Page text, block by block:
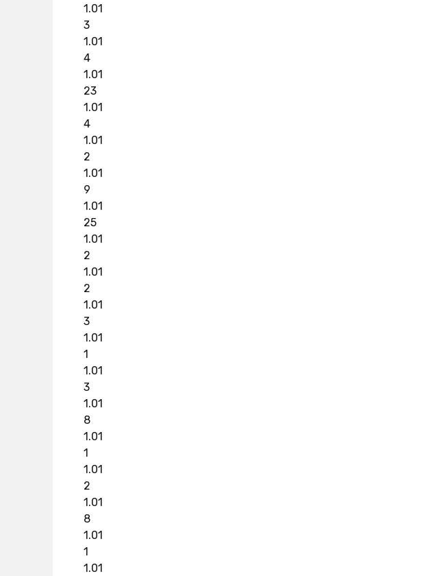
1.01
3
1.01
4
1.01
23
1.01
4
1.01
2
1.01
9
1.01
25
1.01
2
1.01
2
1.01
3
1.01
1
1.01
3
1.01
8
1.01
1
1.01
2
1.01
8
1.01
1
1.01